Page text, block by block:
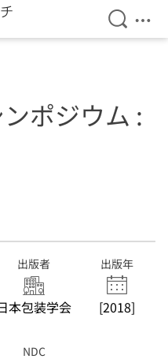
検索を
メ
ポジウム :
出版者
本包装学会
出版年
[2018]
NDC